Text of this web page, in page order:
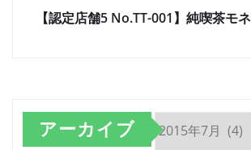
【認定店舗5 No.TT-001】純喫茶モネ
アーカイブ